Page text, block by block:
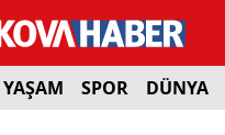
YAŞAM SPOR DÜNYA